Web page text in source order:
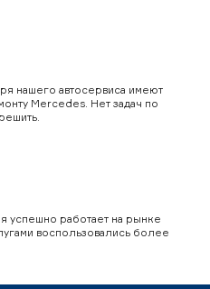
нашего автосервиса имеют
Mercedes. Нет задач по
успешно работает на рынке
воспользовались более